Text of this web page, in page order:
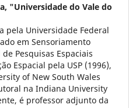
"Universidade do Vale do
pela Universidade Federal
em Sensoriamento
Pesquisas Espaciais
Espacial pela USP (1996),
of New South Wales
na Indiana University
é professor adjunto da